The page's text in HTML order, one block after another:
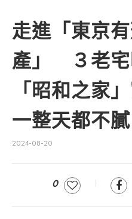
走進「東京
產」 ３老
「昭和之家
一整天都不膩
2024-08-20
0